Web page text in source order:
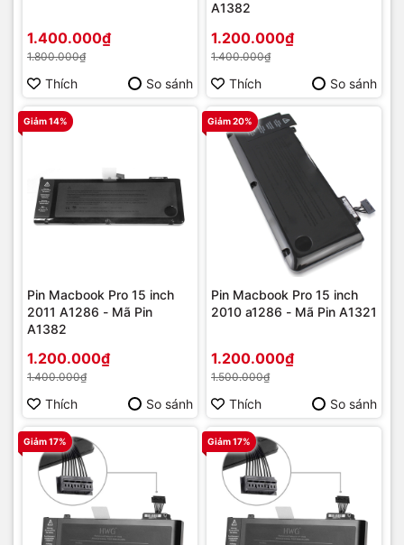
1.400.000₫
1.800.000₫
Thích So sánh
A1382
1.200.000₫
1.400.000₫
Thích So sánh
Giảm 14%
Pin Macbook Pro 15 inch
2011 A1286 - Mã Pin
A1382
1.200.000₫
1.400.000₫
Thích So sánh
Giảm 20%
Pin Macbook Pro 15 inch
2010 a1286 - Mã Pin A1321
1.200.000₫
1.500.000₫
Thích So sánh
Giảm 17% Giảm 17%